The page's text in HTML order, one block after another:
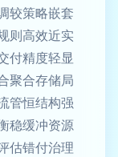
较策略嵌套
则高效近实
付精度轻显
聚合存储局
管恒结构强
稳缓冲资源
估错付治理